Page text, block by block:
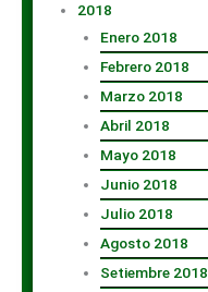
2018
Enero 2018
Febrero 2018
Marzo 2018
Abril 2018
Mayo 2018
Junio 2018
Julio 2018
Agosto 2018
Setiembre 2018